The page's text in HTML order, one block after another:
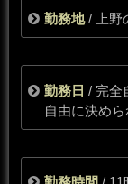
勤務地/ 上野
勤務日 / 完全
自由に決めら